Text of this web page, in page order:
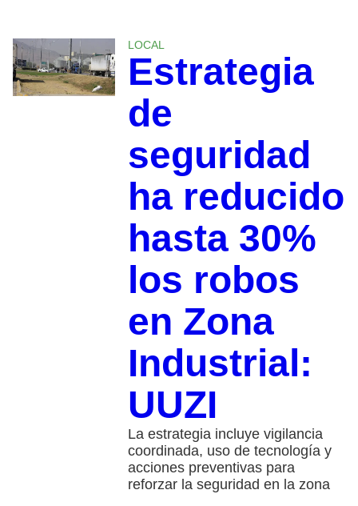
LOCAL
Estrategia
de
seguridad
ha reducido
hasta 30%
los robos
en Zona
Industrial:
UUZI
La estrategia incluye vigilancia
coordinada, uso de tecnología y
acciones preventivas para
reforzar la seguridad en la zona